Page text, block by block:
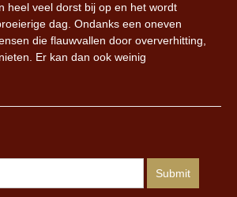
heel veel dorst bij op en het wordt
dag. Ondanks een oneven
die flauwvallen door oververhitting,
Er kan dan ook weinig